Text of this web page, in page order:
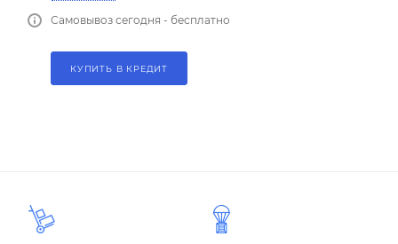
Самовывоз сегодня - бесплатно
КУПИТЬ В КРЕДИТ